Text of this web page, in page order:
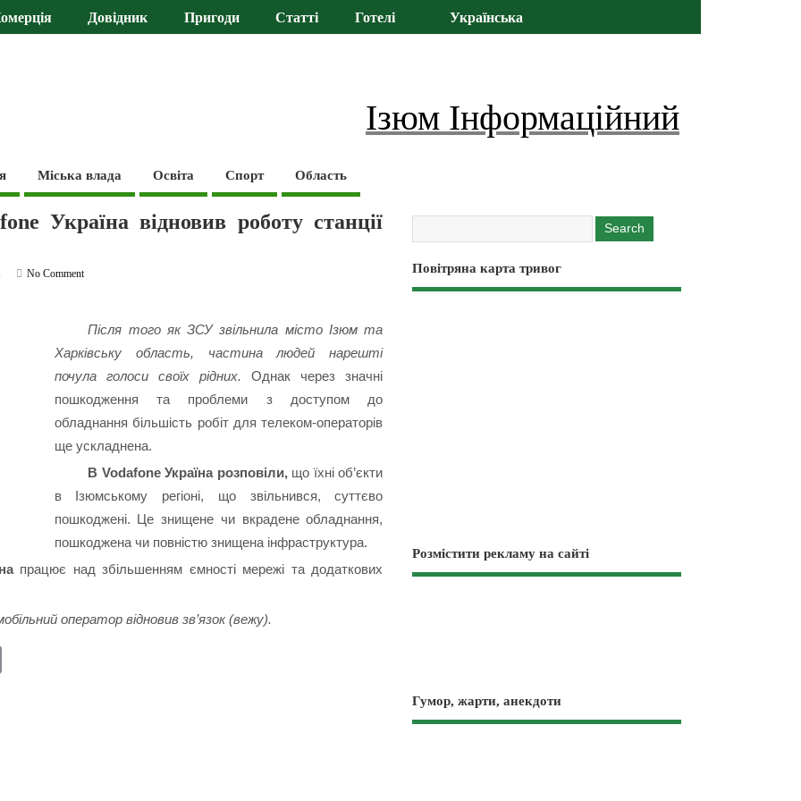
Довідник Пригоди Статті Готелі Українська
Ізюм Інформаційний
Міська влада Освіта Спорт Область
Україна відновив роботу станції
No Comment
Після того як ЗСУ звільнила місто Ізюм та
Харківську область, частина людей нарешті
почула голоси своїх рідних. Однак через значні
пошкодження та проблеми з доступом до
обладнання більшість робіт для телеком-операторів
ще ускладнена.
В Vodafone Україна розповіли,що їхні об’єкти
в Ізюмському регіоні, що звільнився, суттєво
пошкоджені. Це знищене чи вкрадене обладнання,
пошкоджена чи повністю знищена інфраструктура.
працює над збільшенням ємності мережі та додаткових
оператор відновив зв’язок (вежу).
Повітряна карта тривог
Розмістити рекламу на сайті
Гумор, жарти, анекдоти